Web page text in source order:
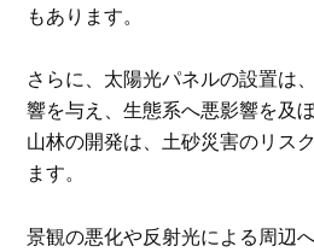
もあります。
さらに、太陽光パネルの設置は
響を与え、生態系へ悪影響を及
山林の開発は、土砂災害のリス
ます。
景観の悪化や反射光による周辺